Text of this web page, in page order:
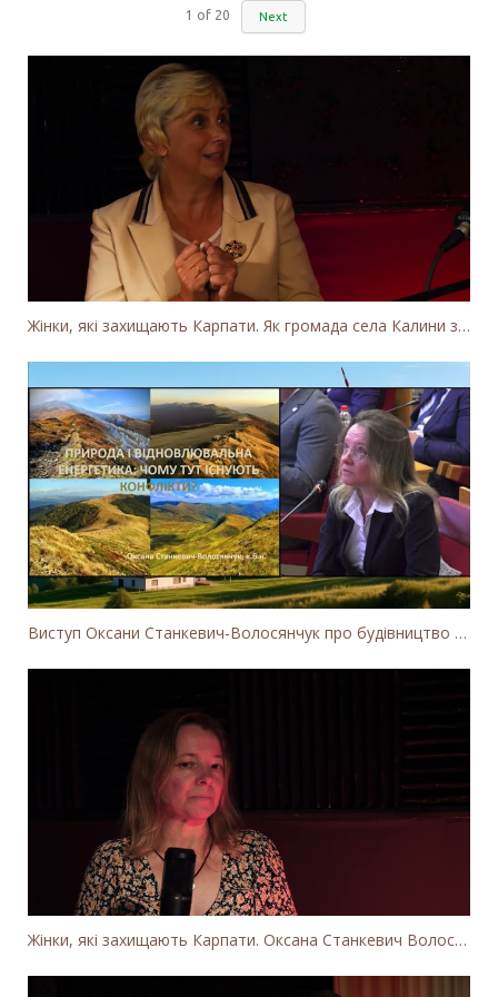
1 of 20 Next
Жінки, які захищають Карпати. Як громада села Калини захищає річку Тересву від забудови МГЕС
Виступ Оксани Станкевич-Волосянчук про будівництво вітропарків у Закарпатській області
Жінки, які захищають Карпати. Оксана Станкевич Волосянчук про вітряки на високогір'ї Карпат